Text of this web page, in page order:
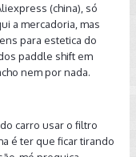
(china), só
a mercadoria, mas
para estetica do
paddle shift em
nem por nada.
carro usar o filtro
é ter que ficar tirando